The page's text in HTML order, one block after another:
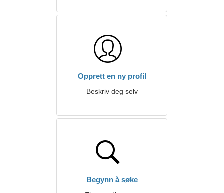
Opprett en ny profil
Beskriv deg selv
Begynn å søke